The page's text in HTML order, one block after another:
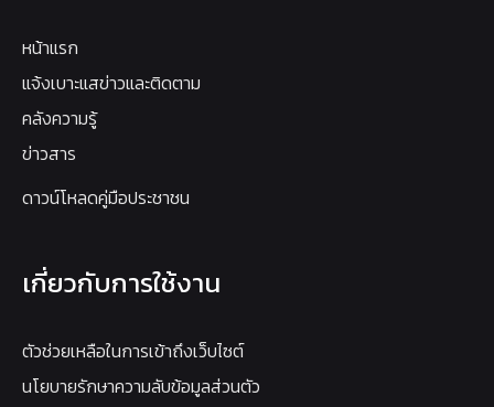
หน้าแรก
แจ้งเบาะแสข่าวและติดตาม
คลังความรู้
ข่าวสาร
ดาวน์โหลดคู่มือประชาชน
เกี่ยวกับการใช้งาน
ตัวช่วยเหลือในการเข้าถึงเว็บไซต์
นโยบายรักษาความลับข้อมูลส่วนตัว